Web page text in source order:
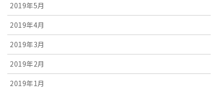
2019年5月
2019年4月
2019年3月
2019年2月
2019年1月